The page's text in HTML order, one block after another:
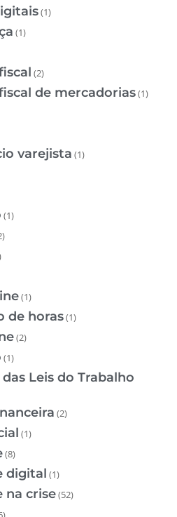
(1)
(1)
(2)
de mercadorias(1)
varejista (1)
(1)
(1)
de horas(1)
(2)
(1)
Leis do Trabalho
(2)
(1)
(8)
digital (1)
na crise(52)